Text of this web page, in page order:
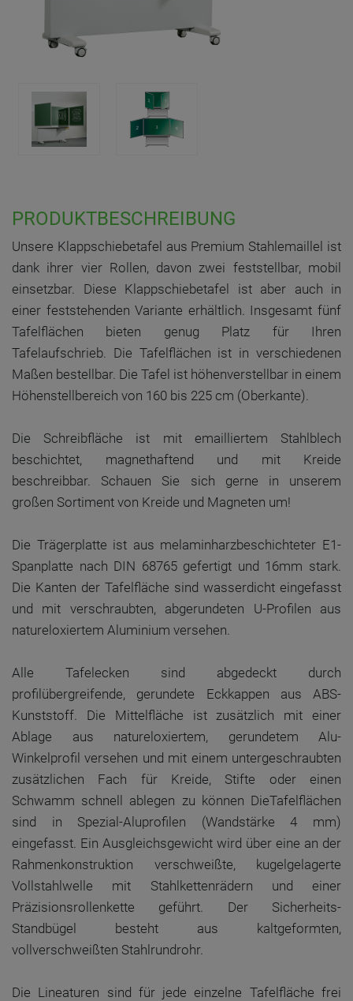
PRODUKTBESCHREIBUNG
Unsere Klappschiebetafel aus Premium Stahlemaillel ist
dank ihrer vier Rollen, davon zwei feststellbar, mobil
einsetzbar. Diese Klappschiebetafel ist aber auch in
einer feststehenden Variante erhältlich. Insgesamt fünf
Tafelflächen bieten genug Platz für Ihren
Tafelaufschrieb. Die Tafelflächen ist in verschiedenen
Maßen bestellbar. Die Tafel ist höhenverstellbar in einem
Höhenstellbereich von 160 bis 225 cm (Oberkante).
Die Schreibfläche ist mit emailliertem Stahlblech
beschichtet, magnethaftend und mit Kreide
beschreibbar. Schauen Sie sich gerne in unserem
großen Sortiment von Kreide und Magneten um!
Die Trägerplatte ist aus melaminharzbeschichteter E1-
Spanplatte nach DIN 68765 gefertigt und 16mm stark.
Die Kanten der Tafelfläche sind wasserdicht eingefasst
und mit verschraubten, abgerundeten U-Profilen aus
natureloxiertem Aluminium versehen.
Alle Tafelecken sind abgedeckt durch
profilübergreifende, gerundete Eckkappen aus ABS-
Kunststoff. Die Mittelfläche ist zusätzlich mit einer
Ablage aus natureloxiertem, gerundetem Alu-
Winkelprofil versehen und mit einem untergeschraubten
zusätzlichen Fach für Kreide, Stifte oder einen
Schwamm schnell ablegen zu können DieTafelflächen
sind in Spezial-Aluprofilen (Wandstärke 4 mm)
eingefasst. Ein Ausgleichsgewicht wird über eine an der
Rahmenkonstruktion verschweißte, kugelgelagerte
Vollstahlwelle mit Stahlkettenrädern und einer
Präzisionsrollenkette geführt. Der Sicherheits-
Standbügel besteht aus kaltgeformten,
vollverschweißten Stahlrundrohr.
Die Lineaturen sind für jede einzelne Tafelfläche frei